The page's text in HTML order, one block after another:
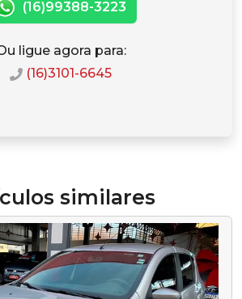
(16)99388-3223
ligue agora para:
(16)3101-6645
similares